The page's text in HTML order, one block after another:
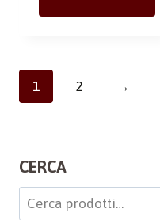
1 2 →
CERCA
Cerca: